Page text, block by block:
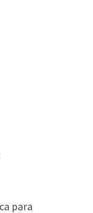
para